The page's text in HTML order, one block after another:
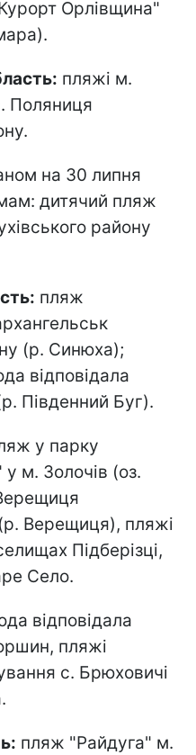
Орлівщина"
пляжі м.
Поляниця
на 30 липня
дитячий пляж
району
пляж
(р. Синюха);
відповідала
Південний Буг).
у парку
у м. Золочів (оз.
Верещиця), пляжі
Підберізці,
Село.
відповідала
пляжі
с. Брюховичі
пляж "Райдуга" м.